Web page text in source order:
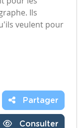
Ils
veulent pour
Partager
Consulter